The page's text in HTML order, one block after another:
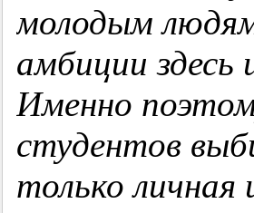
молодым
амбиции здесь
Именно
студентов
только личная